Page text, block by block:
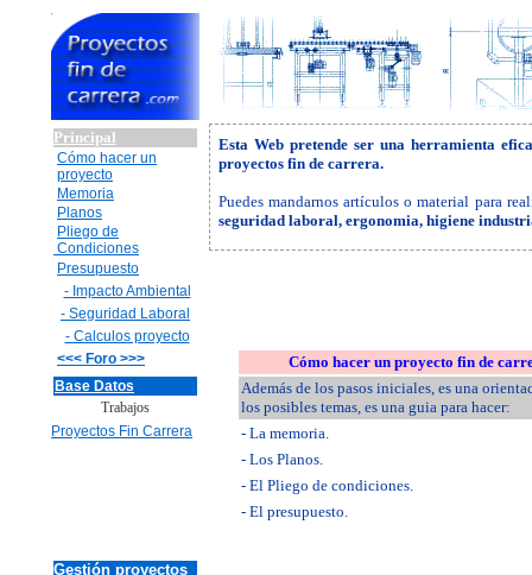
Principal
Cómo hacer un
proyecto
Memoria
Planos
Pliego de
Condiciones
Presupuesto
- Impacto Ambiental
- Seguridad Laboral
- Calculos proyecto
<<< Foro >>>
Base Datos
Trabajos
Proyectos Fin Carrera
Gestión proyectos
Esta Web pretende ser una herramienta
proyectos fin de carrera.
Puedes mandarnos artículos o material para
seguridad laboral, ergonomia, higiene
Cómo hacer un proyecto fin de
Además de los pasos iniciales, es una
los posibles temas, es una guia para hacer:
- La memoria.
- Los Planos.
- El Pliego de condiciones.
- El presupuesto.